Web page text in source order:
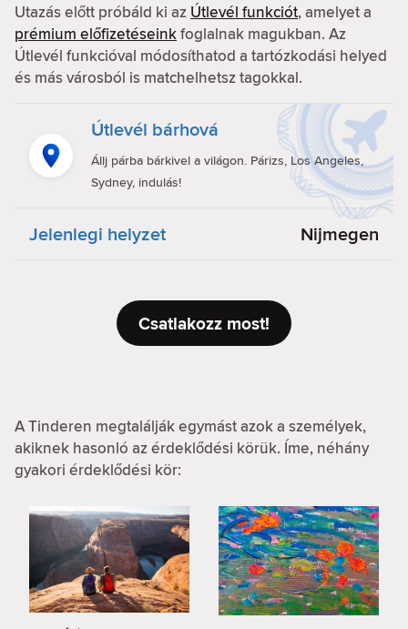
Utazás előtt próbáld ki az Útlevél funkciót, amelyet a
prémium előfizetéseinkfoglalnak magukban. Az
Útlevél funkcióval módosíthatod a tartózkodási helyed
és más városból is matchelhetsz tagokkal.
Útlevél bárhová
Állj párba bárkivel a világon. Párizs, Los Angeles,
Sydney, indulás!
Jelenlegi helyzet Nijmegen
Csatlakozz most!
A Tinderen megtalálják egymást azok a személyek,
akiknek hasonló az érdeklődési körük. Íme, néhány
gyakori érdeklődési kör: